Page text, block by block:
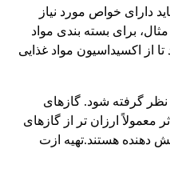
دارای خواص مورد نیاز
برای بسته بندی مواد
تا از اکسیداسیون مواد غذایی
نظر گرفته شود. گازهای
معمولاً ارزان تر از گازهای
دهنده هستند.تهیه ازت